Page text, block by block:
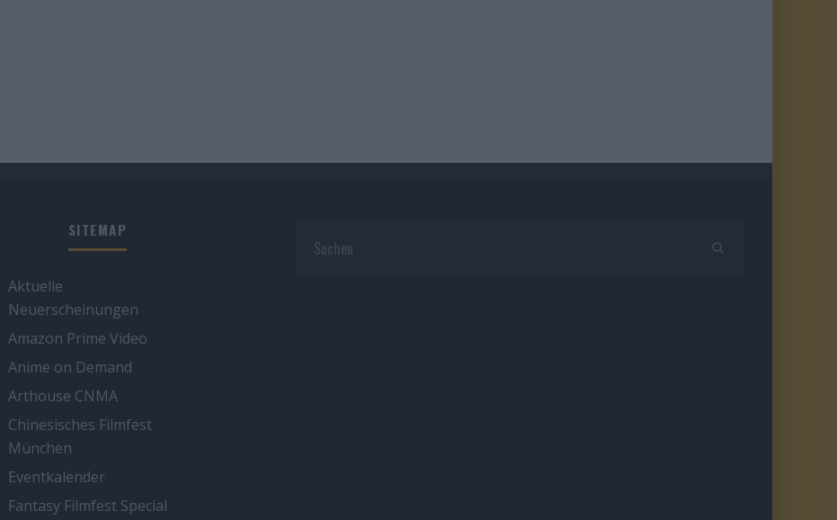
SITEMAP
Aktuelle
Neuerscheinungen
Amazon Prime Video
Anime on Demand
Arthouse CNMA
Chinesisches Filmfest
München
Eventkalender
Fantasy Filmfest Special